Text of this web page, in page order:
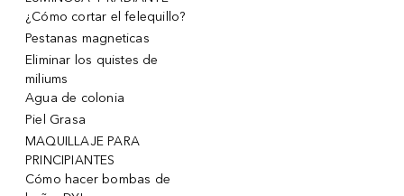
¿Cómo cortar el felequillo?
Pestanas magneticas
Eliminar los quistes de
miliums
Agua de colonia
Piel Grasa
MAQUILLAJE PARA
PRINCIPIANTES
Cómo hacer bombas de